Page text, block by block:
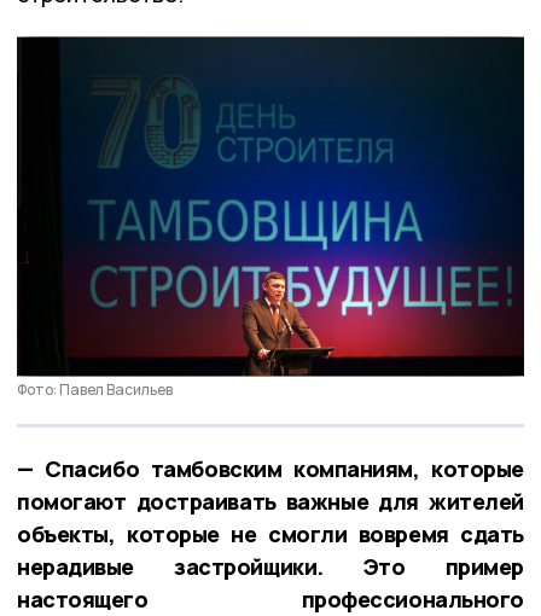
Фото: Павел Васильев
— Спасибо тамбовским компаниям, которые
помогают достраивать важные для жителей
объекты, которые не смогли вовремя сдать
нерадивые застройщики. Это пример
настоящего профессионального